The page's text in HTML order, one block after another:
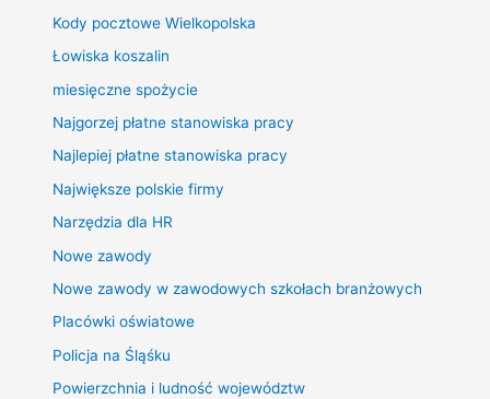
Kody pocztowe Wielkopolska
Łowiska koszalin
miesięczne spożycie
Najgorzej płatne stanowiska pracy
Najlepiej płatne stanowiska pracy
Największe polskie firmy
Narzędzia dla HR
Nowe zawody
Nowe zawody w zawodowych szkołach branżowych
Placówki oświatowe
Policja na Śląśku
Powierzchnia i ludność województw